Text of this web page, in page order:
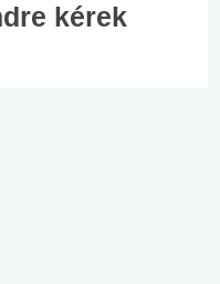
kérek